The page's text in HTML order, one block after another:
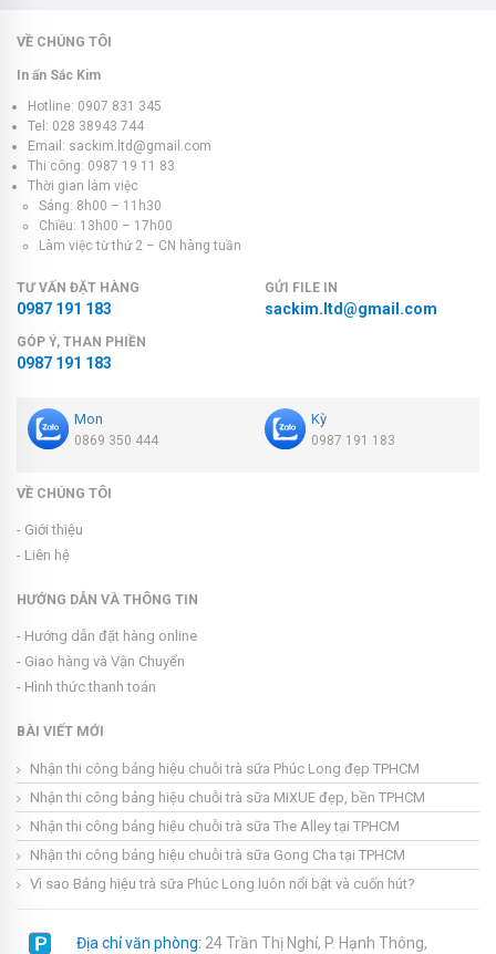
VỀ CHÚNG TÔI
In ấn Sắc Kim
Hotline: 0907 831 345
Tel: 028 38943 744
Email: sackim.ltd@gmail.com
Thi công: 0987 19 11 83
Thời gian làm việc
Sáng: 8h00 – 11h30
Chiều: 13h00 – 17h00
Làm việc từ thứ 2 – CN hàng tuần
TƯ VẤN ĐẶT HÀNG
0987 191 183
GỬI FILE IN
sackim.ltd@gmail.com
GÓP Ý, THAN PHIỀN
0987 191 183
Mon
0869 350 444
Kỳ
0987 191 183
VỀ CHÚNG TÔI
- Giới thiệu
- Liên hệ
HƯỚNG DẪN VÀ THÔNG TIN
- Hướng dẫn đặt hàng online
- Giao hàng và Vận Chuyển
- Hình thức thanh toán
BÀI VIẾT MỚI
Nhận thi công bảng hiệu chuỗi trà sữa Phúc Long đẹp TPHCM
Nhận thi công bảng hiệu chuỗi trà sữa MIXUE đẹp, bền TPHCM
Nhận thi công bảng hiệu chuỗi trà sữa The Alley tại TPHCM
Nhận thi công bảng hiệu chuỗi trà sữa Gong Cha tại TPHCM
Vì sao Bảng hiệu trà sữa Phúc Long luôn nổi bật và cuốn hút?
Địa chỉ văn phòng: 24 Trần Thị Nghỉ, P. Hạnh Thông,